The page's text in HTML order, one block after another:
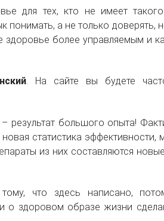
для тех, кто не имеет
а не только доверять,
здоровье более управляемым и
. На сайте вы будете
результат большого опыта!
статистика эффективности,
из них составляются
что здесь написано,
о здоровом образе жизни